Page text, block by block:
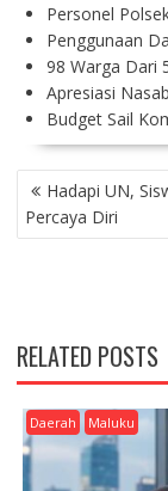
Personel
Penggunaan
98 Warga Dari
Apresiasi
Budget Sail
P
O
S
V
I
G
A
T
Hadapi UN,
Percaya Diri
RELATED POSTS
Daerah Maluku